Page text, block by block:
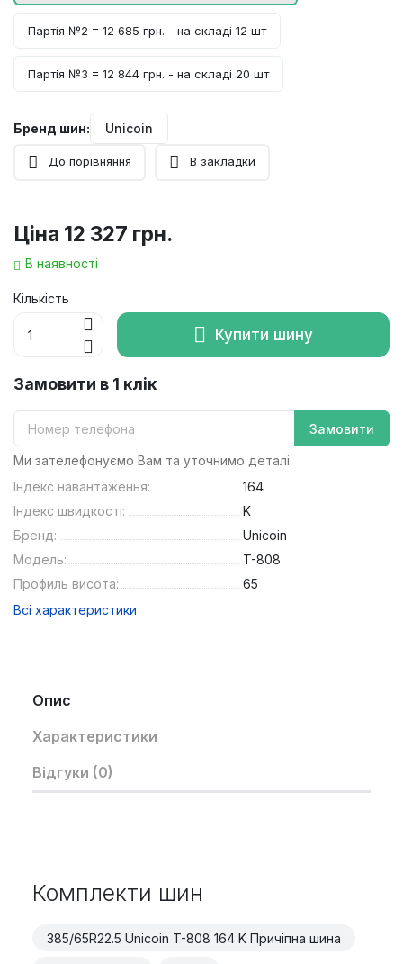
Партія №2 = 12 685 грн. - на складі 12 шт
Партія №3 = 12 844 грн. - на складі 20 шт
Бренд шин: Unicoin
До порівняння В закладки
Ціна 12 327 грн.
В наявності
Кількість
Купити шину
Замовити в 1 клік
Замовити
Ми зателефонуємо Вам та уточнимо деталі
Індекс навантаження:
164
Індекс швидкості:
K
Бренд:
Unicoin
Модель:
T-808
Профиль висота:
65
Всі характеристики
Опис
Характеристики
Відгуки (0)
Комплекти шин
385/65R22.5 Unicoin T-808 164 K Причіпна шина